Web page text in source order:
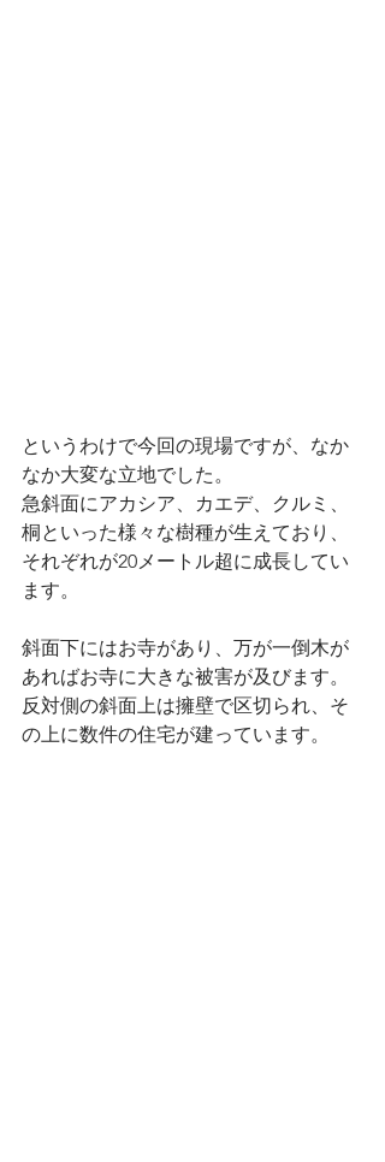
というわけで今回の現場ですが、なか
なか大変な立地でした。
急斜面にアカシア、カエデ、クルミ、
桐といった様々な樹種が生えており、
それぞれが20メートル超に成長してい
ます。
斜面下にはお寺があり、万が一倒木が
あればお寺に大きな被害が及びます。
反対側の斜面上は擁壁で区切られ、そ
の上に数件の住宅が建っています。